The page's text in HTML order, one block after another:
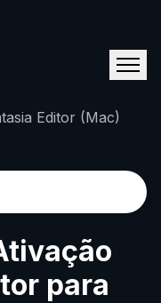
Editor (Mac)
para